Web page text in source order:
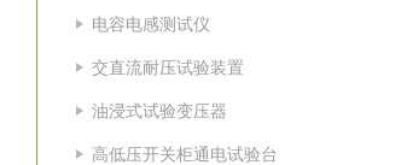
电容电感测试仪
交直流耐压试验装置
油浸式试验变压器
高低压开关柜通电试验台